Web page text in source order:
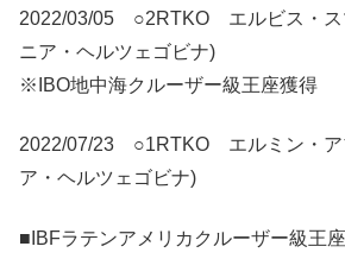
2022/03/05 ○2RTKO エルビス・ス
ニア・ヘルツェゴビナ)
※IBO地中海クルーザー級王座獲得
2022/07/23 ○1RTKO エルミン・ア
ア・ヘルツェゴビナ)
■IBFラテンアメリカクルーザー級王